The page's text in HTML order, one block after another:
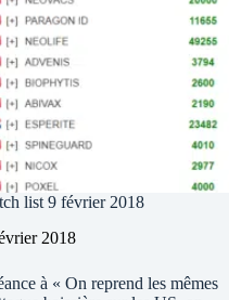
list 9 février 2018
2018
à « On reprend les mêmes